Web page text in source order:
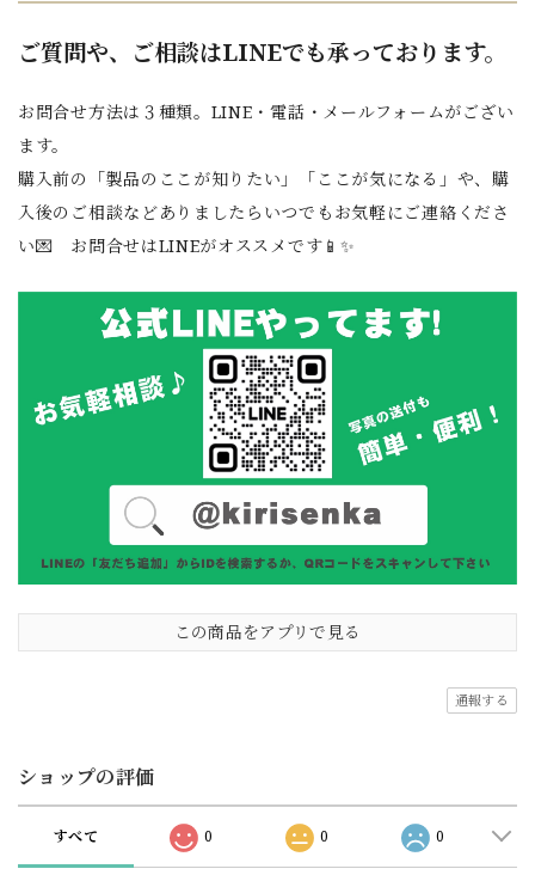
ご質問や、ご相談はLINEでも承っております。
お問合せ方法は３種類。LINE・電話・メールフォームがござい
ます。
購入前の「製品のここが知りたい」「ここが気になる」や、購
入後のご相談などありましたらいつでもお気軽にご連絡くださ
い💌 お問合せはLINEがオススメです📱✨
この商品をアプリで見る
通報する
ショップの評価
すべて 0 0 0